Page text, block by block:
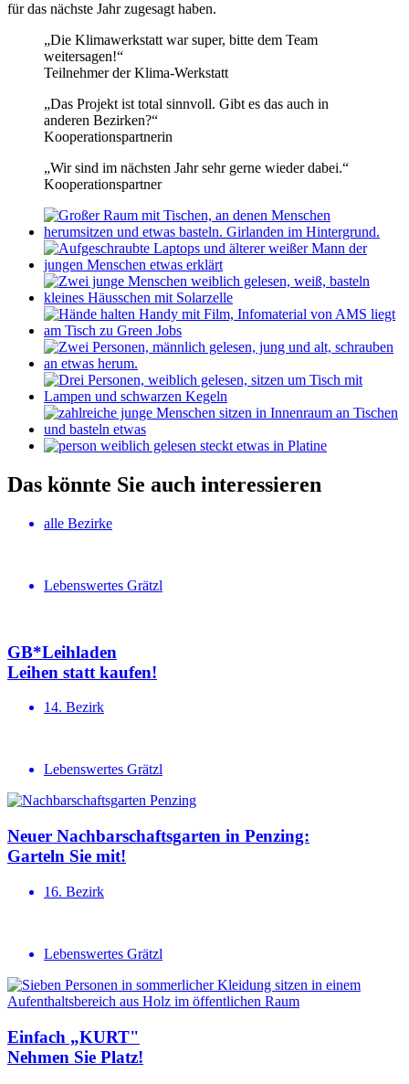
für das nächste Jahr zugesagt haben.
„Die Klimawerkstatt war super, bitte dem Team
weitersagen!“
Teilnehmer der Klima-Werkstatt
„Das Projekt ist total sinnvoll. Gibt es das auch in
anderen Bezirken?“
Kooperationspartnerin
„Wir sind im nächsten Jahr sehr gerne wieder dabei.“
Kooperationspartner
Das könnte Sie auch interessieren
alle Bezirke
Lebenswertes Grätzl
GB*Leihladen
Leihen statt kaufen!
14. Bezirk
Lebenswertes Grätzl
Neuer Nachbar­schafts­garten in Penzing:
Garteln Sie mit!
16. Bezirk
Lebenswertes Grätzl
Einfach „KURT"
Nehmen Sie Platz!